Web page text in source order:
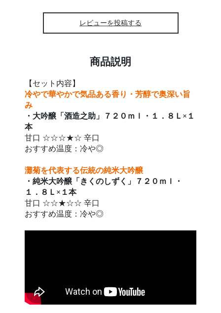
レビューを投稿する
商品説明
【セット内容】
冷やで華やかで気品ある香り・芳醇で奥深い旨
み
・大吟醸「酒造之助」７２０ｍｌ・１．８Ｌ×１
本
甘口 ☆☆☆★☆ 辛口
おすすめ温度：冷や◎
灘菊を代表する伝統の純米大吟醸
・純米大吟醸「きくのしずく」７２０ｍｌ・
１．８Ｌ×１本
甘口 ☆☆★☆☆ 辛口
おすすめ温度：冷や◎